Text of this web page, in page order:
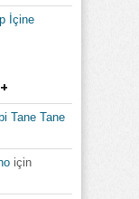
İçine
Tane Tane
için